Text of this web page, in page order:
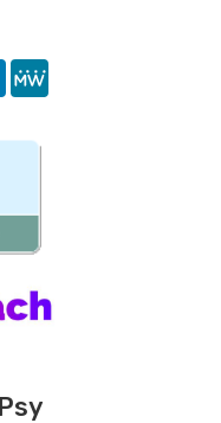
LinkedIn